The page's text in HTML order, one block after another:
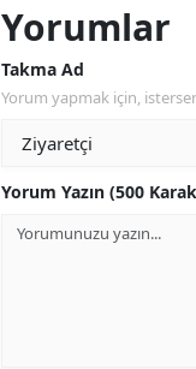
Yorumlar
Takma Ad
Yorum yapmak için,
Yorum Yazın (500